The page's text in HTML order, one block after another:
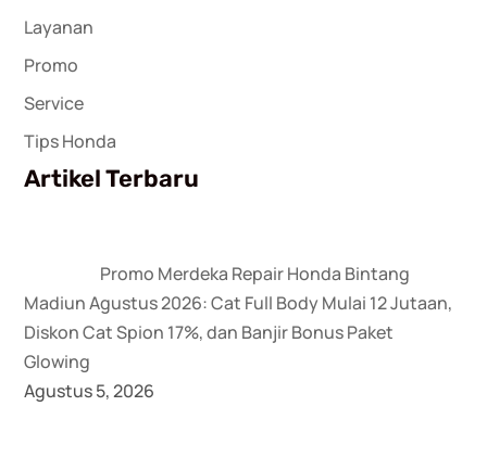
Layanan
Promo
Service
Tips Honda
Artikel Terbaru
Promo Merdeka Repair Honda Bintang
Madiun Agustus 2026: Cat Full Body Mulai 12 Jutaan,
Diskon Cat Spion 17%, dan Banjir Bonus Paket
Glowing
Agustus 5, 2026